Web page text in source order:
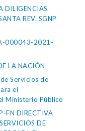
DILIGENCIAS
REV. SGNP
000043-2021-
LA NACIÓN
Servicios de
el
Ministerio Público
FN DIRECTIVA
DE